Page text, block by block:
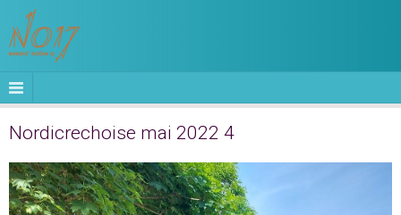
Nordicrechoise mai 2022 4